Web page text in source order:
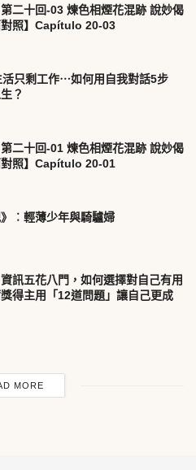
第二十回-03 煉色相煙花混跡 說妙偈
照】Capítulo 20-03
活只剩工作⋯如何用自我對話5步
？
第二十回-01 煉色相煙花混跡 說妙偈
照】Capítulo 20-01
》︰輕薄少年與騎驢婦
訊五花八門，如何選擇對自己有用
得主用「12道問題」讓自己更成
MORE